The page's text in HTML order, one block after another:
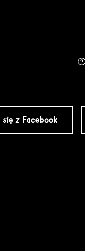
się z Facebook